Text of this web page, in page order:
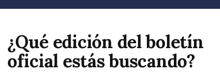
¿Qué edición del boletín
oficial estás buscando?